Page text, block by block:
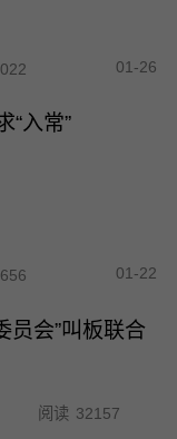
01-26
“入常”
01-22
员会”叫板联合
阅读 32157